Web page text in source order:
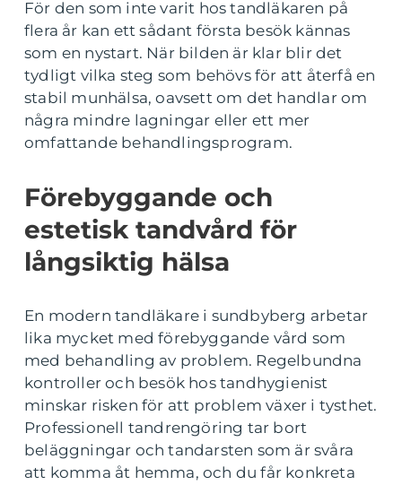
För den som inte varit hos tandläkaren på
flera år kan ett sådant första besök kännas
som en nystart. När bilden är klar blir det
tydligt vilka steg som behövs för att återfå en
stabil munhälsa, oavsett om det handlar om
några mindre lagningar eller ett mer
omfattande behandlingsprogram.
Förebyggande och
estetisk tandvård för
långsiktig hälsa
En modern tandläkare i sundbyberg arbetar
lika mycket med förebyggande vård som
med behandling av problem. Regelbundna
kontroller och besök hos tandhygienist
minskar risken för att problem växer i tysthet.
Professionell tandrengöring tar bort
beläggningar och tandarsten som är svåra
att komma åt hemma, och du får konkreta